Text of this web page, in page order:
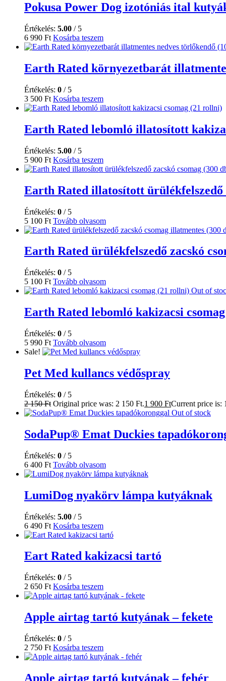
Pokusa Power Dog izotóniás ital
Értékelés: 5.00 / 5
6 990 Ft Kosárba teszem
Earth Rated környezetbarát
Értékelés: 0 / 5
3 500 Ft Kosárba teszem
Earth Rated lebomló illatosított
Értékelés: 5.00 / 5
5 900 Ft Kosárba teszem
Earth Rated illatosított ürülékfelszedő
Értékelés: 0 / 5
5 100 Ft Tovább olvasom
Earth Rated ürülékfelszedő zacskó
Értékelés: 0 / 5
5 100 Ft Tovább olvasom
Out of
Earth Rated lebomló kakizacsi
Értékelés: 0 / 5
5 990 Ft Tovább olvasom
Sale!
Pet Med kullancs védőspray
Értékelés: 0 / 5
2 150Ft Original price was: 2 150 Ft.1 900 FtCurrent price is:
Out of stock
SodaPup® Emat Duckies
Értékelés: 0 / 5
6 400 Ft Tovább olvasom
LumiDog nyakörv lámpa kutyáknak
Értékelés: 5.00 / 5
6 490 Ft Kosárba teszem
Eart Rated kakizacsi tartó
Értékelés: 0 / 5
2 650 Ft Kosárba teszem
Apple airtag tartó kutyának – fekete
Értékelés: 0 / 5
2 750 Ft Kosárba teszem
Apple airtag tartó kutyának – fehér